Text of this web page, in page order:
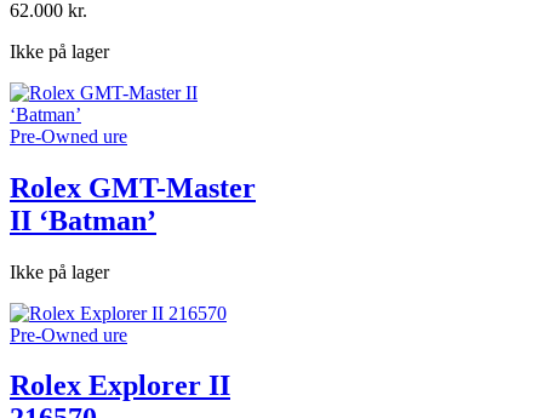
62.000 kr.
Ikke på lager
Pre-Owned ure
Rolex GMT-Master
II ‘Batman’
Ikke på lager
Pre-Owned ure
Rolex Explorer II